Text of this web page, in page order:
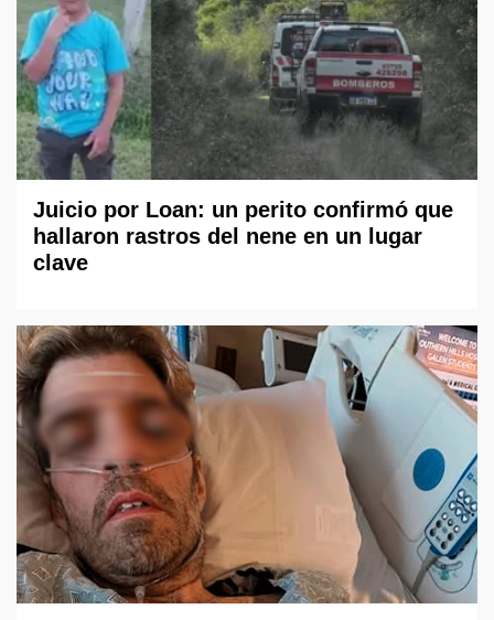
Juicio por Loan: un perito confirmó que
hallaron rastros del nene en un lugar
clave